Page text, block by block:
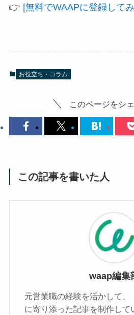
👉 [無料でWAAPに登録して
お役立ち・コラム
このページをシ
この記事を書いた人
waap編集
元営業職の経験を活かして、
に寄り添った記事を制作して